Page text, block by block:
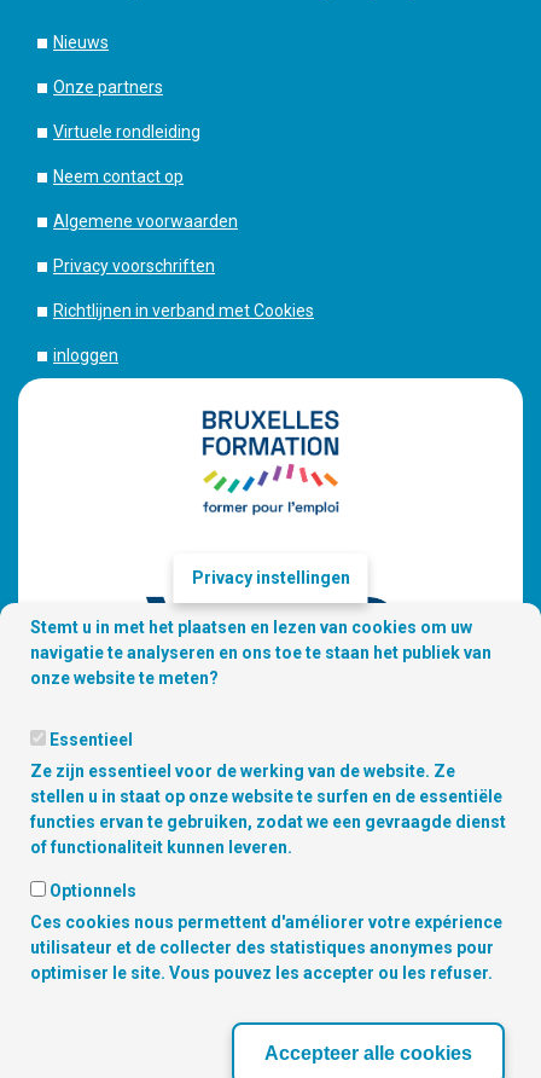
Nieuws
Onze partners
Virtuele rondleiding
Neem contact op
Algemene voorwaarden
Privacy voorschriften
Richtlijnen in verband met Cookies
inloggen
Copyright © 2026 Digitalcity.brussels | Vind ons terug op de sociale
media :
ONZE PARTNERS
Privacy instellingen
Stemt u in met het plaatsen en lezen van cookies om uw
navigatie te analyseren en ons toe te staan het publiek van
onze website te meten?
Essentieel
Ze zijn essentieel voor de werking van de website. Ze
stellen u in staat op onze website te surfen en de essentiële
functies ervan te gebruiken, zodat we een gevraagde dienst
of functionaliteit kunnen leveren.
Optionnels
Ces cookies nous permettent d'améliorer votre expérience
utilisateur et de collecter des statistiques anonymes pour
optimiser le site. Vous pouvez les accepter ou les refuser.
Accepteer alle cookies